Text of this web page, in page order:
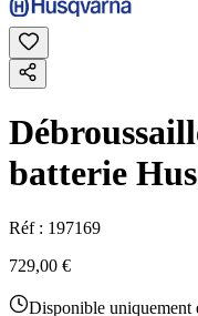
batterie
Réf : 197169
729,00 €
Disponible uniquement